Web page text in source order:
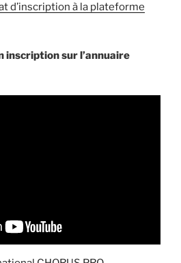
d’inscription à la plateforme
inscription sur l’annuaire